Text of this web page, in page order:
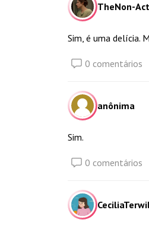
TheNon-
Sim, é uma delícia.
0 comentários
anônima
Sim.
0 comentários